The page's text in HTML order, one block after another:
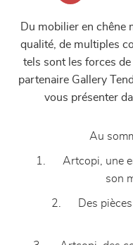
Du mobilier en chêne
qualité, de multiples
tels sont les forces
partenaire Gallery
vous présenter
Au
1. Artcopi, une
son
2. Des pièces